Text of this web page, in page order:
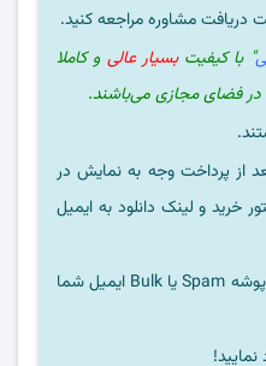
دریافت مشاوره مراجعه کنید.
" با کیفیت بسیار عالی و کاملا
فضای مجازی می‌باشند.
از پرداخت وجه به نمایش در
خرید و لینک دانلود به ایمیل
ممکن است ایمیل ارسالی به پوشه Spam یا Bulk ایمیل شما
نمایید!